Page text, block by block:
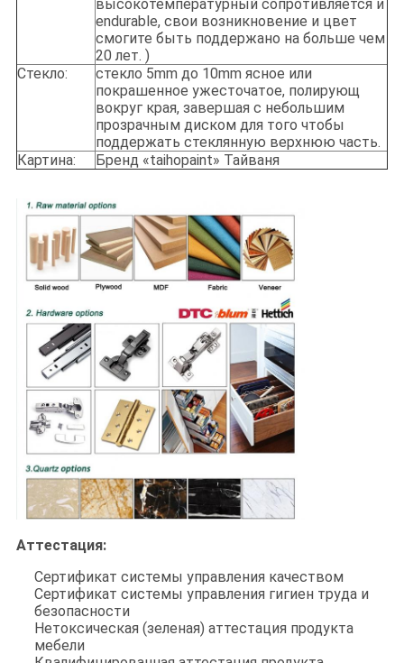
высокотемпературный сопротивляется и
endurable, свои возникновение и цвет
смогите быть поддержано на больше чем
20 лет. )
Стекло:
стекло 5mm до 10mm ясное или
покрашенное ужесточатое, полирующ
вокруг края, завершая с небольшим
прозрачным диском для того чтобы
поддержать стеклянную верхнюю часть.
Картина:
Бренд «taihopaint» Тайваня
Аттестация:
Сертификат системы управления качеством
Сертификат системы управления гигиен труда и
безопасности
Нетоксическая (зеленая) аттестация продукта
мебели